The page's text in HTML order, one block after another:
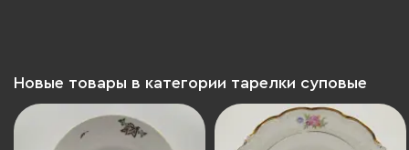
Новые товары в категории тарелки суповые